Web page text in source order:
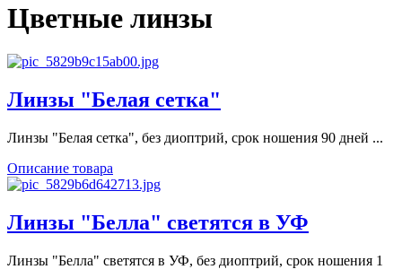
Цветные линзы
Линзы "Белая сетка"
Линзы "Белая сетка", без диоптрий, срок ношения 90 дней ...
Описание товара
Линзы "Белла" светятся в УФ
Линзы "Белла" светятся в УФ, без диоптрий, срок ношения 1